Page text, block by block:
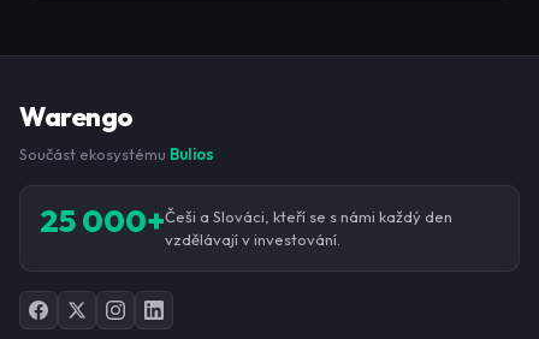
Warengo
Součást ekosystému Bulios
25 000+Češi a Slováci, kteří se s námi každý den
vzdělávají v investování.